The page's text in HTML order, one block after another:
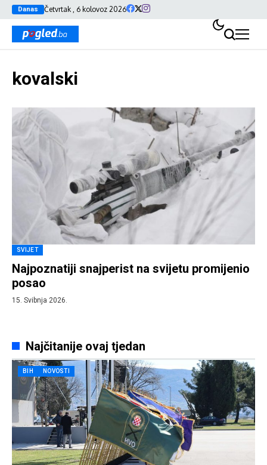
Danas Četvrtak , 6 kolovoz 2026
kovalski
SVIJET
Najpoznatiji snajperist na svijetu promijenio
posao
15. Svibnja 2026.
Najčitanije ovaj tjedan
BIH NOVOSTI